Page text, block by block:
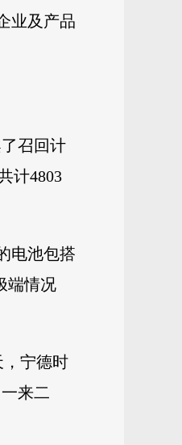
业及产品
召回计
计4803
电池包搭
端情况
，宁德时
来二